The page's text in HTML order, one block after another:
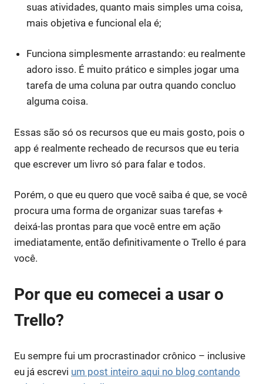
suas atividades, quanto mais simples uma coisa,
mais objetiva e funcional ela é;
Funciona simplesmente arrastando: eu realmente
adoro isso. É muito prático e simples jogar uma
tarefa de uma coluna par outra quando concluo
alguma coisa.
Essas são só os recursos que eu mais gosto, pois o
app é realmente recheado de recursos que eu teria
que escrever um livro só para falar e todos.
Porém, o que eu quero que você saiba é que, se você
procura uma forma de organizar suas tarefas +
deixá-las prontas para que você entre em ação
imediatamente, então definitivamente o Trello é para
você.
Por que eu comecei a usar o
Trello?
Eu sempre fui um procrastinador crônico – inclusive
eu já escrevi um post inteiro aqui no blog contando